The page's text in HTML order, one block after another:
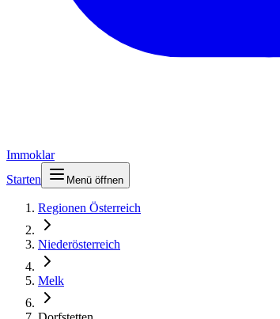
Immoklar
Starten
Menü öffnen
Regionen Österreich
Niederösterreich
Melk